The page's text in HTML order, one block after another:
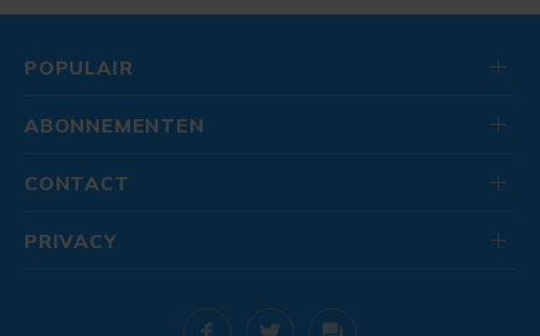
POPULAIR
ABONNEMENTEN
CONTACT
PRIVACY